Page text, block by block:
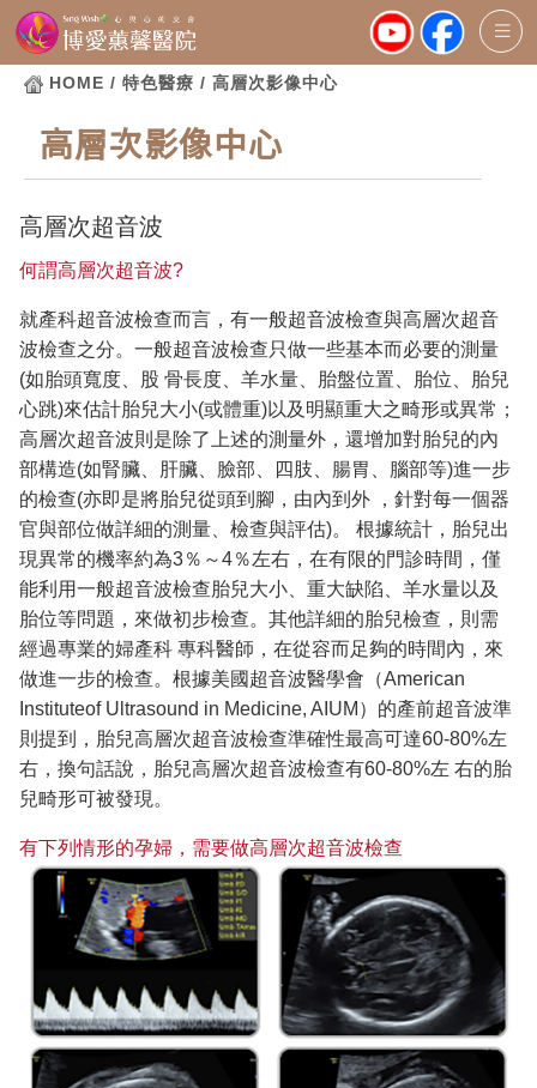
HOME / 特色醫療 / 高層次影像中心
高層次影像中心
高層次超音波
何謂高層次超音波?
就產科超音波檢查而言，有一般超音波檢查與高層次超音
波檢查之分。一般超音波檢查只做一些基本而必要的測量
(如胎頭寬度、股 骨長度、羊水量、胎盤位置、胎位、胎兒
心跳)來估計胎兒大小(或體重)以及明顯重大之畸形或異常；
高層次超音波則是除了上述的測量外，還增加對胎兒的內
部構造(如腎臟、肝臟、臉部、四肢、腸胃、腦部等)進一步
的檢查(亦即是將胎兒從頭到腳，由內到外 ，針對每一個器
官與部位做詳細的測量、檢查與評估)。 根據統計，胎兒出
現異常的機率約為3％～4％左右，在有限的門診時間，僅
能利用一般超音波檢查胎兒大小、重大缺陷、羊水量以及
胎位等問題，來做初步檢查。其他詳細的胎兒檢查，則需
經過專業的婦產科 專科醫師，在從容而足夠的時間內，來
做進一步的檢查。根據美國超音波醫學會（American
Instituteof Ultrasound in Medicine, AIUM）的產前超音波準
則提到，胎兒高層次超音波檢查準確性最高可達60-80%左
右，換句話說，胎兒高層次超音波檢查有60-80%左 右的胎
兒畸形可被發現。
有下列情形的孕婦，需要做高層次超音波檢查